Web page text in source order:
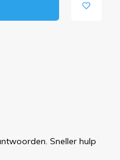
Sneller hulp